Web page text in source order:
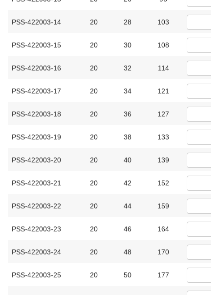
PSS-422003-14 20 28 103
PSS-422003-15 20 30 108
PSS-422003-16 20 32 114
PSS-422003-17 20 34 121
PSS-422003-18 20 36 127
PSS-422003-19 20 38 133
PSS-422003-20 20 40 139
PSS-422003-21 20 42 152
PSS-422003-22 20 44 159
PSS-422003-23 20 46 164
PSS-422003-24 20 48 170
PSS-422003-25 20 50 177